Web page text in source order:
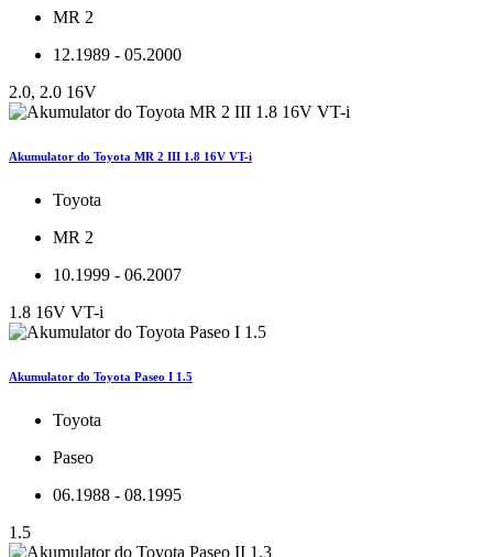
MR 2
12.1989 - 05.2000
2.0, 2.0 16V
Akumulator do Toyota MR 2 III 1.8 16V VT-i
Toyota
MR 2
10.1999 - 06.2007
1.8 16V VT-i
Akumulator do Toyota Paseo I 1.5
Toyota
Paseo
06.1988 - 08.1995
1.5